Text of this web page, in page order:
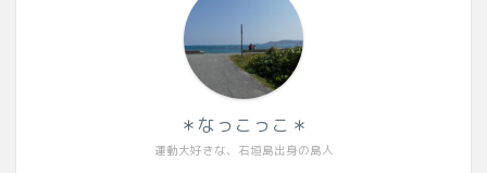
運動大好きな、石垣島出身の島人
＊なっこっこ＊